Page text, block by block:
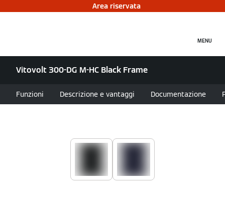
Area riservata
MENU
Vitovolt 300-DG M-HC Black Frame
Funzioni Descrizione e vantaggi Documentazione